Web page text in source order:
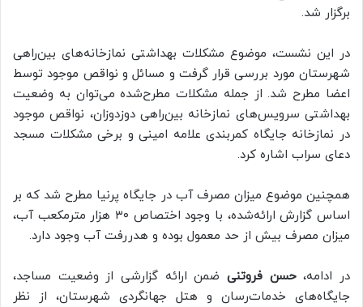
برگزار شد.
در این نشست، موضوع مشکلات بهداشتی نمازخانه‌های بین‌راهی
شهرستان مورد بررسی قرار گرفت و مسائل و نواقص موجود توسط
اعضا مطرح شد. از جمله مشکلات مطرح‌شده می‌توان به وضعیت
بهداشتی سرویس‌های نمازخانه بین‌راهی دوزدوزان، نواقص موجود
در نمازخانه جایگاه کمربندی علامه امینی و برخی مشکلات مسجد
دعای سراب اشاره کرد.
همچنین موضوع میزان مصرف آب در جایگاه پرنیا مطرح شد که بر
اساس گزارش ارائه‌شده، با وجود اختصاص ۳۰ هزار مترمکعب آب،
میزان مصرف بیش از حد معمول بوده و هدررفت آب وجود دارد.
در ادامه،حسن فروتنی ضمن ارائه گزارشی از وضعیت مساجد،
جایگاه‌های خدمات‌رسان و هتل جهانگردی شهرستان، از نظر